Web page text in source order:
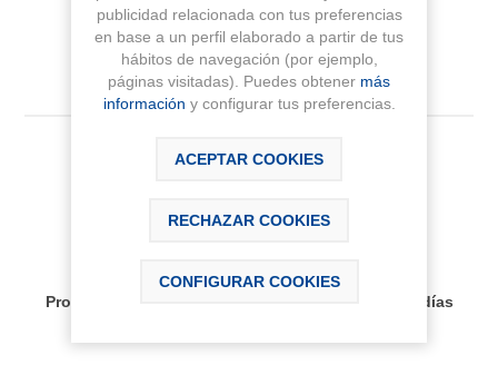
575,96 € IVA Inc.
AÑADIR AL CARRITO
Disponibilidad:
Producto bajo pedido, plazo de entrega aprox 30 días
publicidad relacionada con tus preferencias
en base a un perfil elaborado a partir de tus
hábitos de navegación (por ejemplo,
páginas visitadas). Puedes obtener más
información y configurar tus preferencias.
ACEPTAR COOKIES
RECHAZAR COOKIES
CONFIGURAR COOKIES